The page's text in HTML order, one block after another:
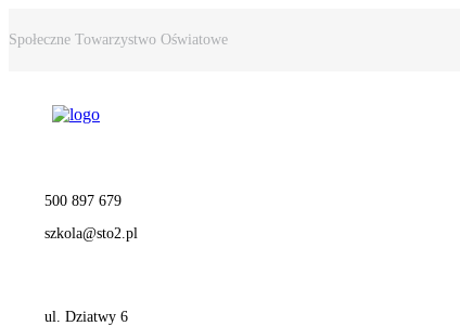
Społeczne Towarzystwo Oświatowe
500 897 679
szkola@sto2.pl
ul. Dziatwy 6